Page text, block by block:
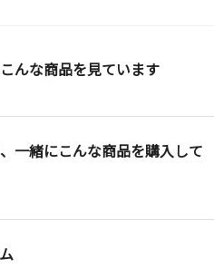
んな商品を見ています
一緒にこんな商品を購入して